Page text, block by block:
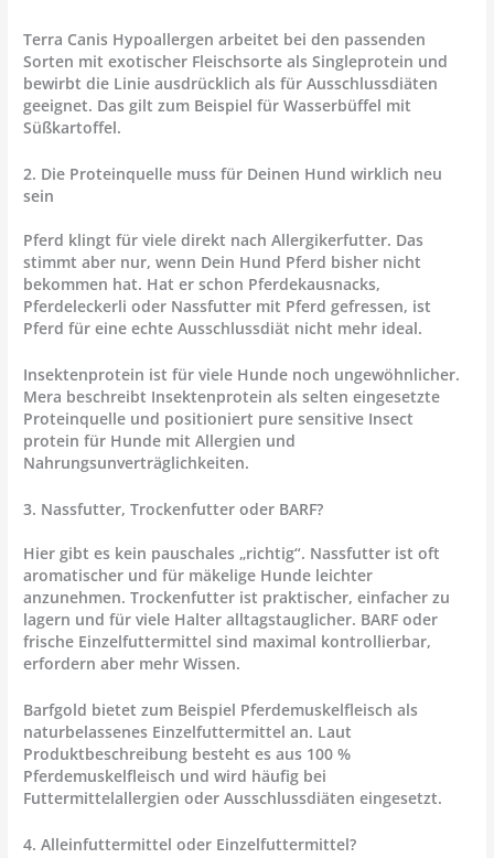
Terra Canis Hypoallergen arbeitet bei den passenden
Sorten mit exotischer Fleischsorte als Singleprotein und
bewirbt die Linie ausdrücklich als für Ausschlussdiäten
geeignet. Das gilt zum Beispiel für Wasserbüffel mit
Süßkartoffel.
2. Die Proteinquelle muss für Deinen Hund wirklich neu
sein
Pferd klingt für viele direkt nach Allergikerfutter. Das
stimmt aber nur, wenn Dein Hund Pferd bisher nicht
bekommen hat. Hat er schon Pferdekausnacks,
Pferdeleckerli oder Nassfutter mit Pferd gefressen, ist
Pferd für eine echte Ausschlussdiät nicht mehr ideal.
Insektenprotein ist für viele Hunde noch ungewöhnlicher.
Mera beschreibt Insektenprotein als selten eingesetzte
Proteinquelle und positioniert pure sensitive Insect
protein für Hunde mit Allergien und
Nahrungsunverträglichkeiten.
3. Nassfutter, Trockenfutter oder BARF?
Hier gibt es kein pauschales „richtig“. Nassfutter ist oft
aromatischer und für mäkelige Hunde leichter
anzunehmen. Trockenfutter ist praktischer, einfacher zu
lagern und für viele Halter alltagstauglicher. BARF oder
frische Einzelfuttermittel sind maximal kontrollierbar,
erfordern aber mehr Wissen.
Barfgold bietet zum Beispiel Pferdemuskelfleisch als
naturbelassenes Einzelfuttermittel an. Laut
Produktbeschreibung besteht es aus 100 %
Pferdemuskelfleisch und wird häufig bei
Futtermittelallergien oder Ausschlussdiäten eingesetzt.
4. Alleinfuttermittel oder Einzelfuttermittel?